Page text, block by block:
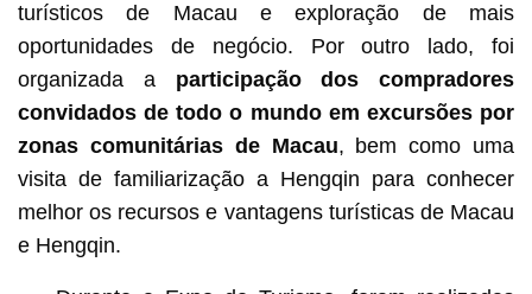
turísticos de Macau e exploração de mais
oportunidades de negócio. Por outro lado, foi
organizada a participação dos compradores
convidados de todo o mundo em excursões por
zonas comunitárias de Macau, bem como uma
visita de familiarização a Hengqin para conhecer
melhor os recursos e vantagens turísticas de Macau
e Hengqin.